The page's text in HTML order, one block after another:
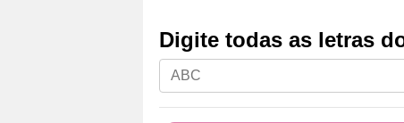
Digite todas as letras
Digite
todas